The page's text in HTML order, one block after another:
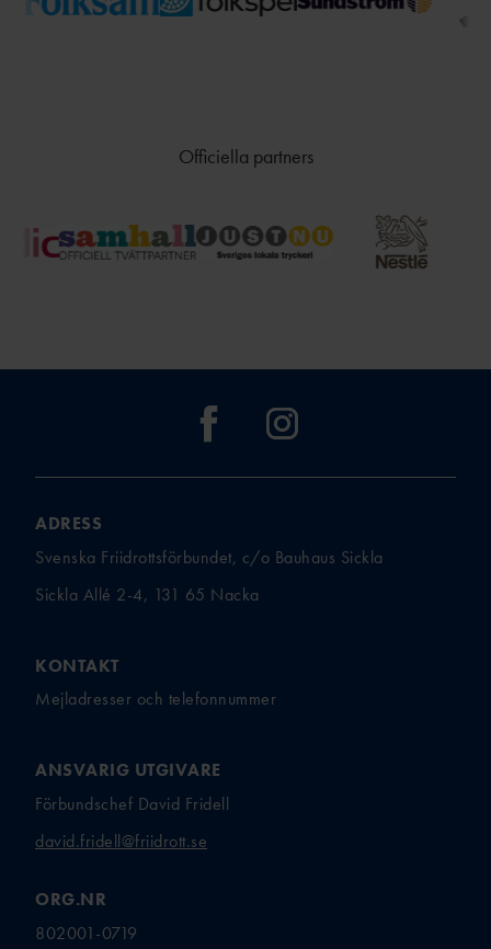
Officiella partners
ADRESS
Svenska Friidrottsförbundet, c/o Bauhaus Sickla
Sickla Allé 2-4, 131 65 Nacka
KONTAKT
Mejladresser och telefonnummer
ANSVARIG UTGIVARE
Förbundschef David Fridell
david.fridell@friidrott.se
ORG.NR
802001-0719